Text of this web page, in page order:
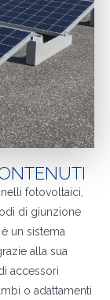
fotovoltaici,
di giunzione
un sistema
alla sua
accessori
o adattamenti